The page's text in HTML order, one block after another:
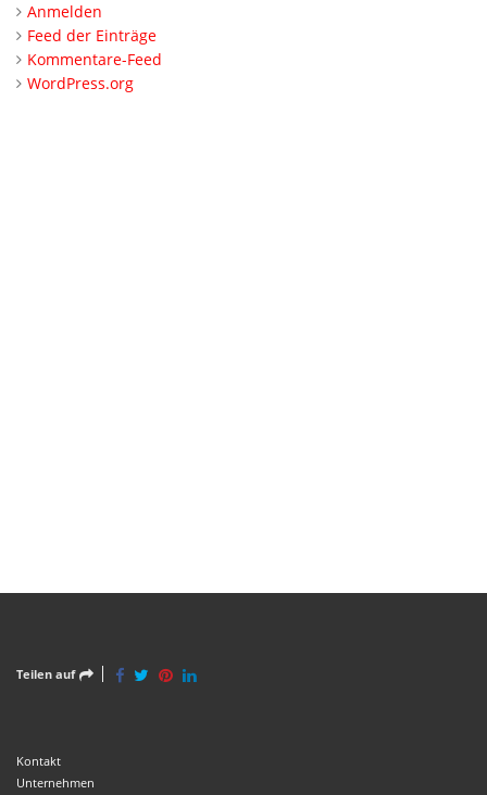
Anmelden
Feed der Einträge
Kommentare-Feed
WordPress.org
Teilen auf
Kontakt
Unternehmen